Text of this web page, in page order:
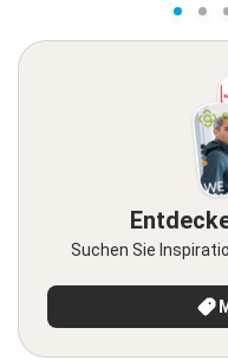
Suchen Sie